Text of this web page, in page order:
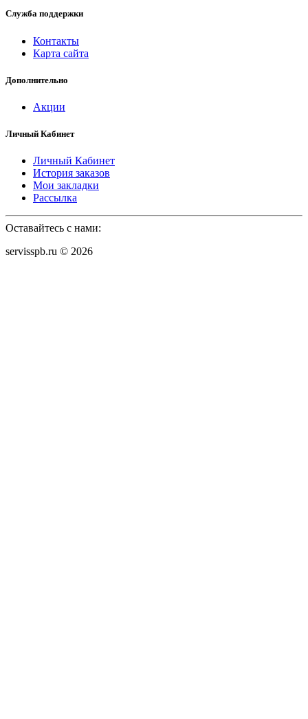
Служба поддержки
Контакты
Карта сайта
Дополнительно
Акции
Личный Кабинет
Личный Кабинет
История заказов
Мои закладки
Рассылка
Оставайтесь с нами:
servisspb.ru © 2026